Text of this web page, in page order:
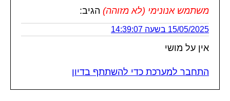
משתמש אנונימי (לא מזוהה) הגיב:
15/05/2025 בשעה 14:39:07
אין על מושי
התחבר למערכת כדי להשתתף בדיון